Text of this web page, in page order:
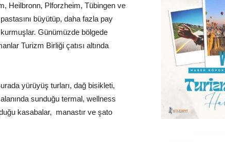
Heilbronn, Plforzheim, Tübingen ve
büyütüp, daha fazla pay
Günümüzde bölgede
Turizm Birliği çatısı altında
yürüyüş turları, dağ bisikleti,
sunduğu termal, wellness
kasabalar, manastır ve şato